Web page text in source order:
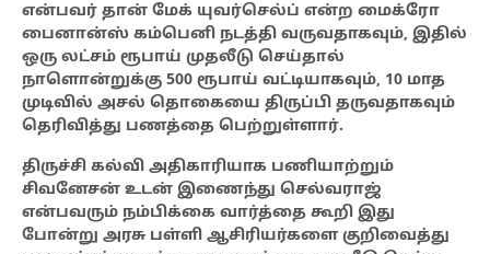
என்பவர் தான் மேக் யுவர்செல்ப் என்ற மைக்ரோ
பைனான்ஸ் கம்பெனி நடத்தி வருவதாகவும், இதில்
ஒரு லட்சம் ரூபாய் முதலீடு செய்தால்
நாளொன்றுக்கு 500 ரூபாய் வட்டியாகவும், 10 மாத
முடிவில் அசல் தொகையை திருப்பி தருவதாகவும்
தெரிவித்து பணத்தை பெற்றுள்ளார்.
திருச்சி கல்வி அதிகாரியாக பணியாற்றும்
சிவனேசன் உடன் இணைந்து செல்வராஜ்
என்பவரும் நம்பிக்கை வார்த்தை கூறி இது
போன்று அரசு பள்ளி ஆசிரியர்களை குறிவைத்து